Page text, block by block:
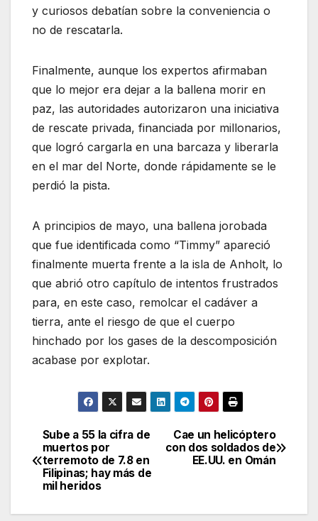
y curiosos debatían sobre la conveniencia o
no de rescatarla.
Finalmente, aunque los expertos afirmaban
que lo mejor era dejar a la ballena morir en
paz, las autoridades autorizaron una iniciativa
de rescate privada, financiada por millonarios,
que logró cargarla en una barcaza y liberarla
en el mar del Norte, donde rápidamente se le
perdió la pista.
A principios de mayo, una ballena jorobada
que fue identificada como “Timmy” apareció
finalmente muerta frente a la isla de Anholt, lo
que abrió otro capítulo de intentos frustrados
para, en este caso, remolcar el cadáver a
tierra, ante el riesgo de que el cuerpo
hinchado por los gases de la descomposición
acabase por explotar.
Navegación
de
Cae un helicóptero
con dos soldados de
EE.UU. en Omán
Sube a 55 la cifra de
muertos por
terremoto de 7.8 en
Filipinas; hay más de
mil heridos